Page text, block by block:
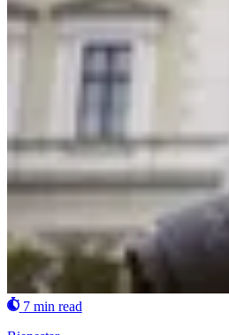
7 min read